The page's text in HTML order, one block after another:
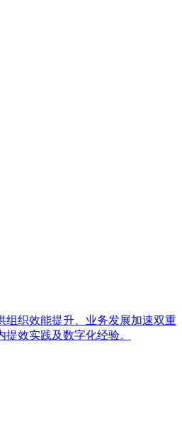
组织效能提升、业务发展加速双重
效实践及数字化经验。